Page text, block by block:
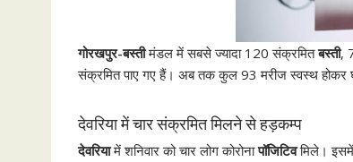
गोरखपुर-बस्‍तीमंडल में सबसे ज्‍यादा 120 संक्रमितबस्‍ती,
संक्रमित पाए गए हैं। अब तक कुल 93 मरीज स्‍वस्‍थ होकर
देवरिया में चार संक्रमित मिलने से हड़कम्‍प
देवरियामें शनिवार को चार लोग कोरोनापॉजिटिवमिले।